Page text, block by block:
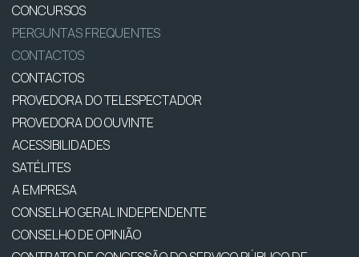
CONCURSOS
PERGUNTAS FREQUENTES
CONTACTOS
CONTACTOS
PROVEDORA DO TELESPECTADOR
PROVEDORA DO OUVINTE
ACESSIBILIDADES
SATÉLITES
A EMPRESA
CONSELHO GERAL INDEPENDENTE
CONSELHO DE OPINIÃO